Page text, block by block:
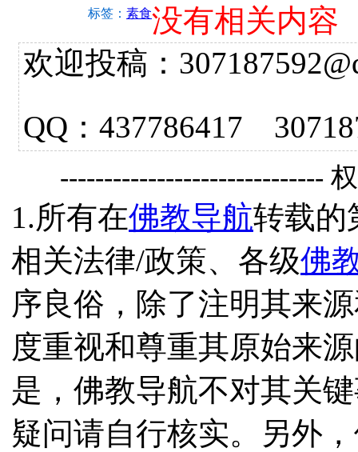
标签： 素食没有相关内容
欢迎投稿：
QQ：437786417
------------------------------
1.所有在佛教导航转载的
相关法律/政策、各级佛
序良俗，除了注明其来
度重视和尊重其原始来
是，佛教导航不对其关
疑问请自行核实。另外